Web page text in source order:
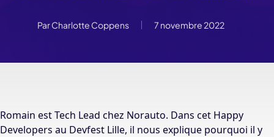
ParCharlotte Coppens 7 novembre 2022
Romain est Tech Lead chez Norauto. Dans cet Happy
Developers au Devfest Lille, il nous explique pourquoi il y